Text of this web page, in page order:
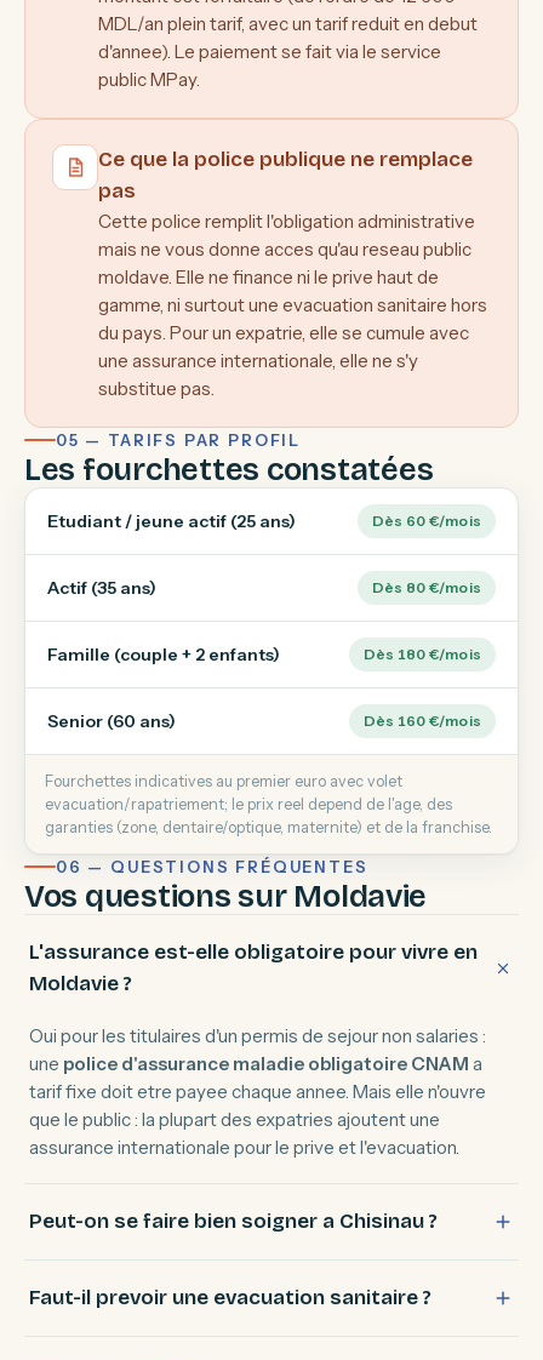
MDL/an plein tarif, avec un tarif reduit en debut
d'annee). Le paiement se fait via le service
public MPay.
Ce que la police publique ne remplace
pas
Cette police remplit l'obligation administrative
mais ne vous donne acces qu'au reseau public
moldave. Elle ne finance ni le prive haut de
gamme, ni surtout une evacuation sanitaire hors
du pays. Pour un expatrie, elle se cumule avec
une assurance internationale, elle ne s'y
substitue pas.
05 — TARIFS PAR PROFIL
Les fourchettes constatées
Etudiant / jeune actif (25 ans) Dès 60 €/mois
Actif (35 ans) Dès 80 €/mois
Famille (couple + 2 enfants) Dès 180 €/mois
Senior (60 ans) Dès 160 €/mois
Fourchettes indicatives au premier euro avec volet
evacuation/rapatriement; le prix reel depend de l'age, des
garanties (zone, dentaire/optique, maternite) et de la franchise.
06 — QUESTIONS FRÉQUENTES
Vos questions sur Moldavie
L'assurance est-elle obligatoire pour vivre en
Moldavie ?
Oui pour les titulaires d'un permis de sejour non salaries :
une police d'assurance maladie obligatoire CNAM a
tarif fixe doit etre payee chaque annee. Mais elle n'ouvre
que le public : la plupart des expatries ajoutent une
assurance internationale pour le prive et l'evacuation.
Peut-on se faire bien soigner a Chisinau ?
Faut-il prevoir une evacuation sanitaire ?